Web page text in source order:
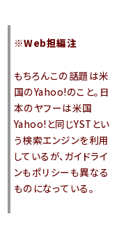
※Web担編注
もちろんこの話題は米
国のYahoo!のこと。日
本のヤフーは米国
Yahoo!と同じYSTとい
う検索エンジンを利用
しているが、ガイドライ
ンもポリシーも異なる
ものになっている。